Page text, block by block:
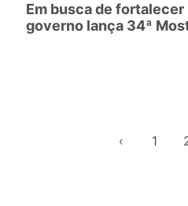
Em busca de fortalecer
governo lança 34ª
‹ 1